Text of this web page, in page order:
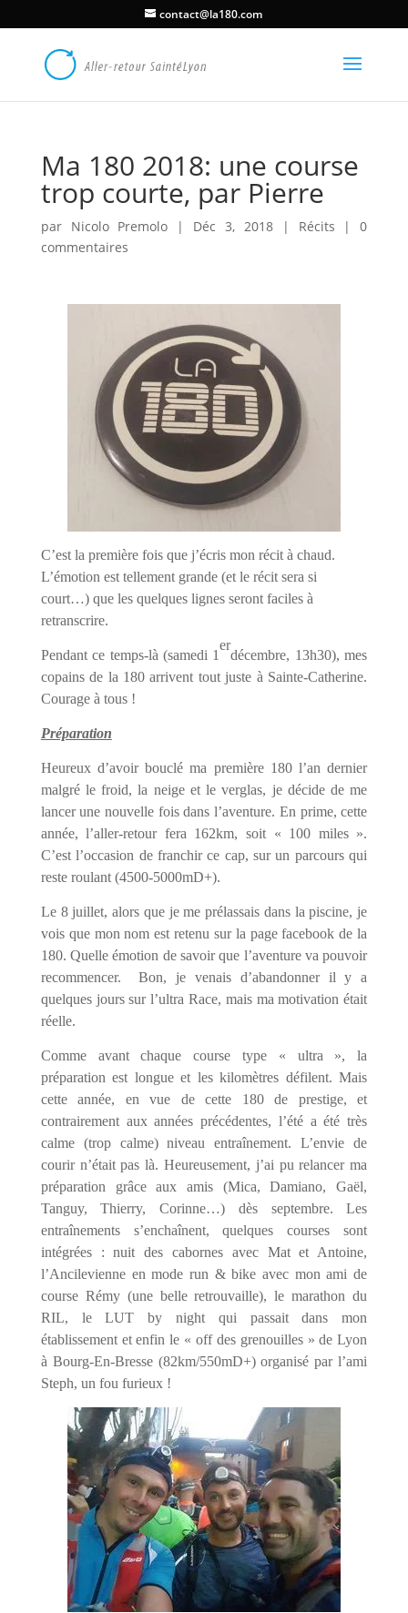
contact@la180.com
Ma 180 2018: une course
trop courte, par Pierre
par Nicolo Premolo | Déc 3, 2018| Récits |0
commentaires
C’est la première fois que j’écris mon récit à chaud.
L’émotion est tellement grande (et le récit sera si
court…) que les quelques lignes seront faciles à
retranscrire.
Pendant ce temps-là (samedi 1
er
décembre, 13h30), mes
copains de la 180 arrivent tout juste à Sainte-Catherine.
Courage à tous !
Préparation
Heureux d’avoir bouclé ma première 180 l’an dernier
malgré le froid, la neige et le verglas, je décide de me
lancer une nouvelle fois dans l’aventure. En prime, cette
année, l’aller-retour fera 162km, soit « 100 miles ».
C’est l’occasion de franchir ce cap, sur un parcours qui
reste roulant (4500-5000mD+).
Le 8 juillet, alors que je me prélassais dans la piscine, je
vois que mon nom est retenu sur la page facebook de la
180. Quelle émotion de savoir que l’aventure va pouvoir
recommencer. Bon, je venais d’abandonner il y a
quelques jours sur l’ultra Race, mais ma motivation était
réelle.
Comme avant chaque course type « ultra », la
préparation est longue et les kilomètres défilent. Mais
cette année, en vue de cette 180 de prestige, et
contrairement aux années précédentes, l’été a été très
calme (trop calme) niveau entraînement. L’envie de
courir n’était pas là. Heureusement, j’ai pu relancer ma
préparation grâce aux amis (Mica, Damiano, Gaël,
Tanguy, Thierry, Corinne…) dès septembre. Les
entraînements s’enchaînent, quelques courses sont
intégrées : nuit des cabornes avec Mat et Antoine,
l’Ancilevienne en mode run & bike avec mon ami de
course Rémy (une belle retrouvaille), le marathon du
RIL, le LUT by night qui passait dans mon
établissement et enfin le « off des grenouilles » de Lyon
à Bourg-En-Bresse (82km/550mD+) organisé par l’ami
Steph, un fou furieux !